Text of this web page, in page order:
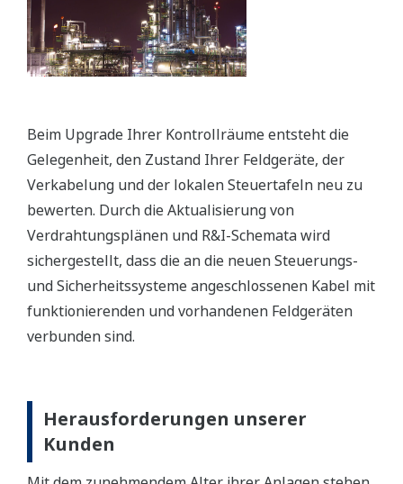
Beim Upgrade Ihrer Kontrollräume entsteht die
Gelegenheit, den Zustand Ihrer Feldgeräte, der
Verkabelung und der lokalen Steuertafeln neu zu
bewerten. Durch die Aktualisierung von
Verdrahtungsplänen und R&I-Schemata wird
sichergestellt, dass die an die neuen Steuerungs-
und Sicherheitssysteme angeschlossenen Kabel mit
funktionierenden und vorhandenen Feldgeräten
verbunden sind.
Herausforderungen unserer
Kunden